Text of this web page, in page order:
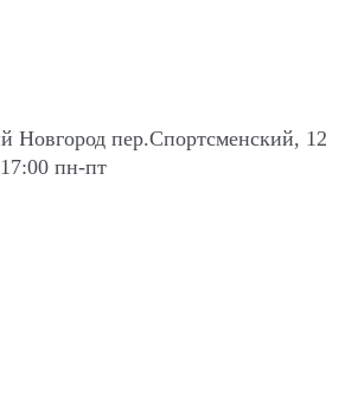
Новгород пер.Спортсменский, 12
пн-пт